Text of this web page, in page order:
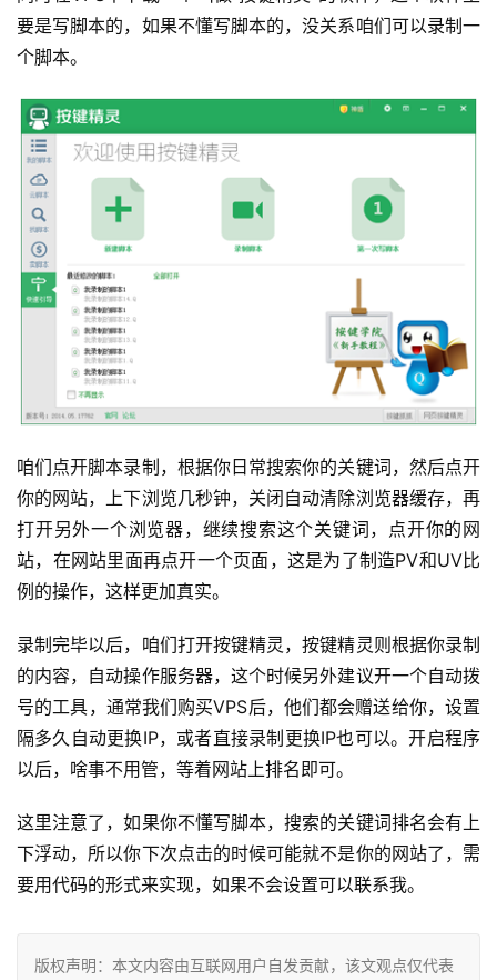
要是写脚本的，如果不懂写脚本的，没关系咱们可以录制一
个脚本。
咱们点开脚本录制，根据你日常搜索你的关键词，然后点开
你的网站，上下浏览几秒钟，关闭自动清除浏览器缓存，再
打开另外一个浏览器，继续搜索这个关键词，点开你的网
站，在网站里面再点开一个页面，这是为了制造PV和UV比
例的操作，这样更加真实。
录制完毕以后，咱们打开按键精灵，按键精灵则根据你录制
的内容，自动操作服务器，这个时候另外建议开一个自动拨
号的工具，通常我们购买VPS后，他们都会赠送给你，设置
隔多久自动更换IP，或者直接录制更换IP也可以。开启程序
以后，啥事不用管，等着网站上排名即可。
这里注意了，如果你不懂写脚本，搜索的关键词排名会有上
下浮动，所以你下次点击的时候可能就不是你的网站了，需
要用代码的形式来实现，如果不会设置可以联系我。
版权声明：本文内容由互联网用户自发贡献，该文观点仅代表